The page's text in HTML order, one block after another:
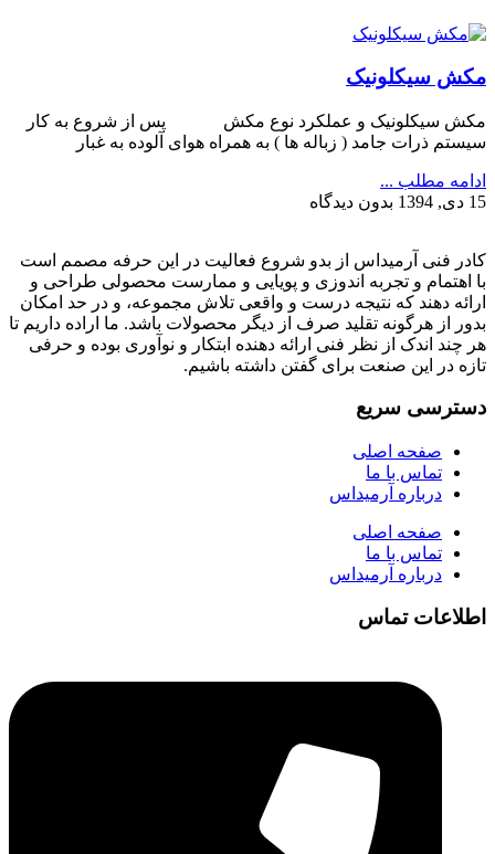
مکش سیکلونیک
مکش سیکلونیک و عملکرد نوع مکش پس از شروع به کار
سیستم ذرات جامد ( زباله ها ) به همراه هوای آلوده به غبار
ادامه مطلب ...
15 دی, 1394
بدون دیدگاه
کادر فنی آرمیداس از بدو شروع فعالیت در این حرفه مصمم است
با اهتمام و تجربه اندوزی و پویایی و ممارست محصولی طراحی و
ارائه دهند که نتیجه درست و واقعی تلاش مجموعه، و در حد امکان
بدور از هرگونه تقلید صرف از دیگر محصولات باشد. ما اراده داریم تا
هر چند اندک از نظر فنی ارائه دهنده ابتکار و نوآوری بوده و حرفی
تازه در این صنعت برای گفتن داشته باشیم.
دسترسی سریع
صفحه اصلی
تماس با ما
درباره آرمیداس
صفحه اصلی
تماس با ما
درباره آرمیداس
اطلاعات تماس